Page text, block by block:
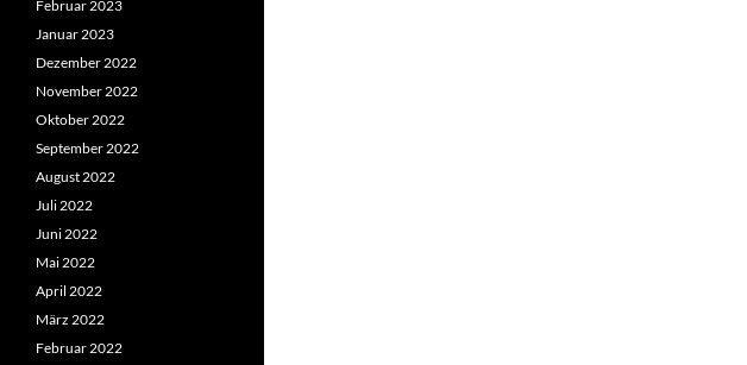
Februar 2023
Januar 2023
Dezember 2022
November 2022
Oktober 2022
September 2022
August 2022
Juli 2022
Juni 2022
Mai 2022
April 2022
März 2022
Februar 2022